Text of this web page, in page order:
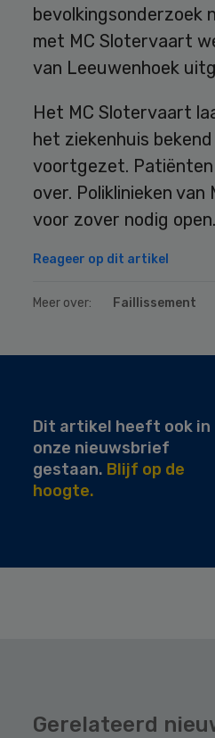
bevolkingsonderzoek
met MC Slotervaart
van Leeuwenhoek
Het MC Slotervaart
het ziekenhuis
voortgezet. Patiënten
over. Poliklinieken
voor zover nodig
Reageer op dit artikel
Meer over: Faillissement
Dit artikel heeft ook in
onze nieuwsbrief
gestaan. Blijf op de
hoogte.
Gerelateerd